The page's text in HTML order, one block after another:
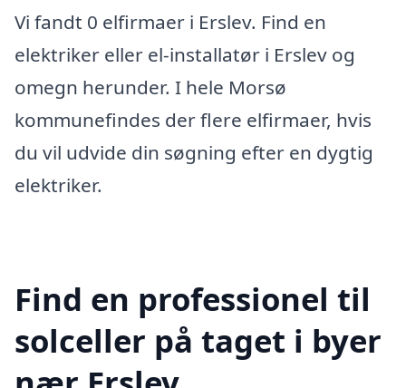
Vi fandt 0 elfirmaer i Erslev. Find en
elektriker eller el-installatør i Erslev og
omegn herunder. I hele Morsø
kommunefindes der flere elfirmaer, hvis
du vil udvide din søgning efter en dygtig
elektriker.
Find en professionel til
solceller på taget i byer